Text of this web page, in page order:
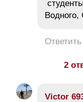
Водного,
Ответить
2
Victor